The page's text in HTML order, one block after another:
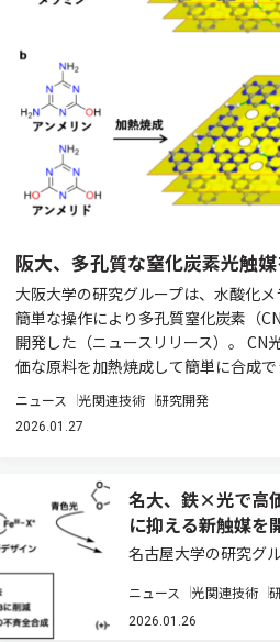
阪大、多孔質な窒化炭素光触
大阪大学の研究グループは、水酸化
簡単な操作により多孔質窒化炭素（
開発した（ニュースリリース）。 CN
価な原料を加熱焼成して簡単に合成
ニュース 光関連技術 研究開発
2026.01.27
名大、鉄×光で高
に抑える新触媒を
名古屋大学の研究グ
的なデザインの鉄（
（ニュースリリース
ニュース 光関連技術
2026.01.26